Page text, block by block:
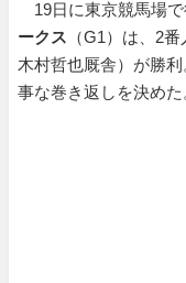
19日に東京競馬場
ークス （G1）は、2
木村哲也厩舎）が勝
事な巻き返しを決めた